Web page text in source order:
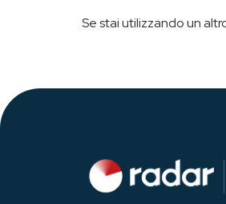
Se stai utilizzando un